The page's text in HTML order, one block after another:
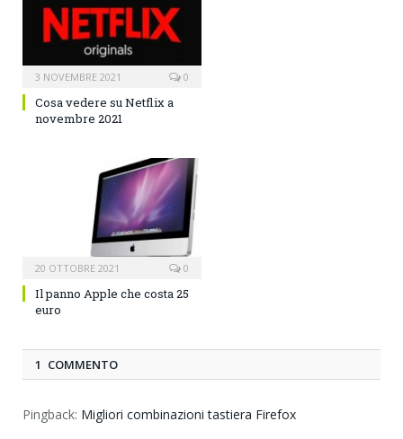
3 NOVEMBRE 2021 0
Cosa vedere su Netflix a
novembre 2021
20 OTTOBRE 2021 0
Il panno Apple che costa 25
euro
1 COMMENTO
Pingback: Migliori combinazioni tastiera Firefox